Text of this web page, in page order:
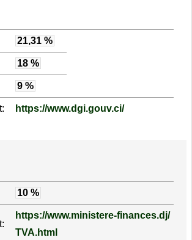
21,31 %
18 %
9 %
https://www.dgi.gouv.ci/
10 %
https://www.ministere-finances.dj/
TVA.html